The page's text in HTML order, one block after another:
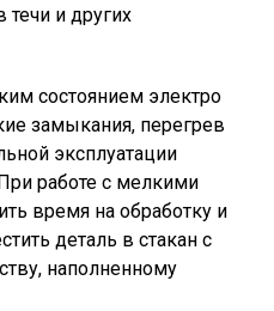
течи и других
состоянием электро
замыкания, перегрев
эксплуатации
работе с мелкими
время на обработку и
деталь в стакан с
наполненному